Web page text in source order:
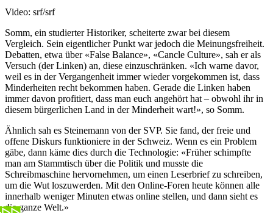
Video: srf/srf
Somm, ein studierter Historiker, scheiterte zwar bei diesem
Vergleich. Sein eigentlicher Punkt war jedoch die Meinungsfreiheit.
Debatten, etwa über «False Balance», «Cancle Culture», sah er als
Versuch (der Linken) an, diese einzuschränken. «Ich warne davor,
weil es in der Vergangenheit immer wieder vorgekommen ist, dass
Minderheiten recht bekommen haben. Gerade die Linken haben
immer davon profitiert, dass man euch angehört hat – obwohl ihr in
diesem bürgerlichen Land in der Minderheit wart!», so Somm.
Ähnlich sah es Steinemann von der SVP. Sie fand, der freie und
offene Diskurs funktioniere in der Schweiz. Wenn es ein Problem
gäbe, dann käme dies durch die Technologie: «Früher schimpfte
man am Stammtisch über die Politik und musste die
Schreibmaschine hervornehmen, um einen Leserbrief zu schreiben,
um die Wut loszuwerden. Mit den Online-Foren heute können alle
innerhalb weniger Minuten etwas online stellen, und dann sieht es
die ganze Welt.»